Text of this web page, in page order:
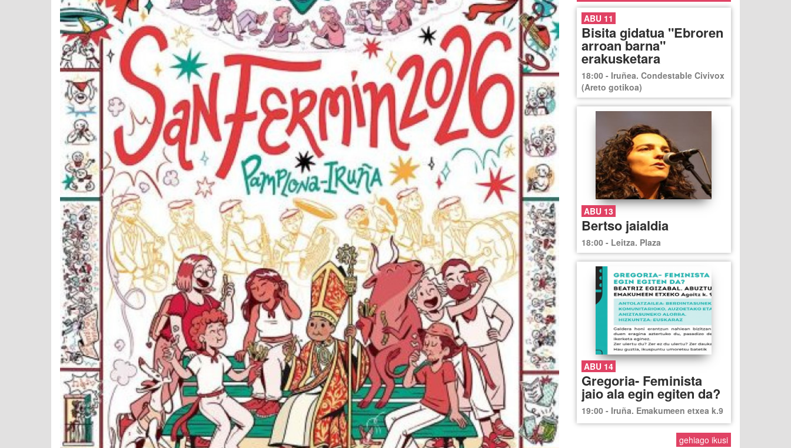
ABU 11
Bisita gidatua "Ebroren
arroan barna"
erakusketara
18:00 - Iruñea. Condestable Civivox
(Areto gotikoa)
ABU 13
Bertso jaialdia
18:00 - Leitza. Plaza
ABU 14
Gregoria- Feminista
jaio ala egin egiten da?
19:00 - Iruña. Emakumeen etxea k.9
gehiago ikusi